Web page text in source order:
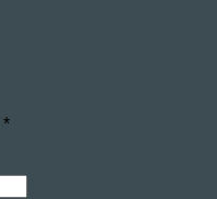
*Obligatoriskt